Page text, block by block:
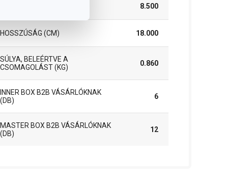
8.500
HOSSZÚSÁG (CM) 18.000
SÚLYA, BELEÉRTVE A
CSOMAGOLÁST (KG)
0.860
INNER BOX B2B VÁSÁRLÓKNAK
(DB)
6
MASTER BOX B2B VÁSÁRLÓKNAK
(DB)
12